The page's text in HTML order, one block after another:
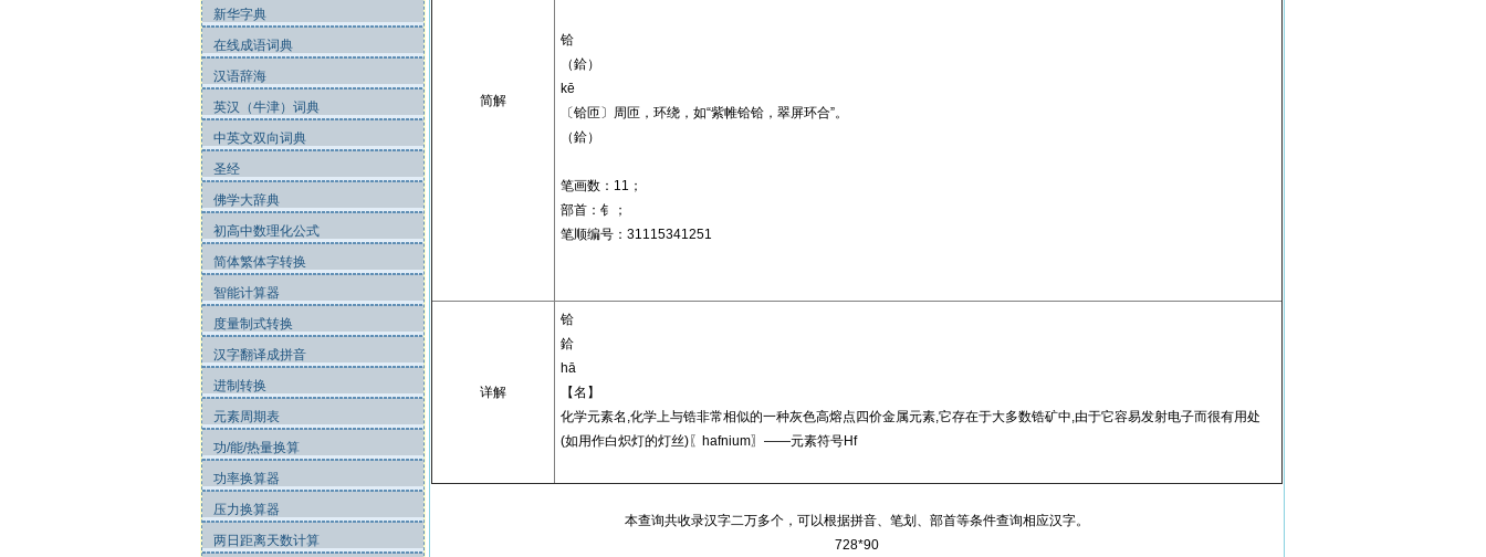
新华字典
在线成语词典
汉语辞海
英汉（牛津）词典
中英文双向词典
圣经
佛学大辞典
初高中数理化公式
简体繁体字转换
智能计算器
度量制式转换
汉字翻译成拼音
进制转换
元素周期表
功/能/热量换算
功率换算器
压力换算器
两日距离天数计算
简解
铪
（鉿）
kē
〔铪匝〕周匝，环绕，如“紫帷铪铪，翠屏环合”。
（鉿）
笔画数：11；
部首：钅；
笔顺编号：31115341251
详解
铪
鉿
hā
【名】
化学元素名,化学上与锆非常相似的一种灰色高熔点四价金属元素,它存在于大多数锆矿中,由于它容易发射电子而很有用处
(如用作白炽灯的灯丝)〖hafnium〗——元素符号Hf
本查询共收录汉字二万多个，可以根据拼音、笔划、部首等条件查询相应汉字。
728*90